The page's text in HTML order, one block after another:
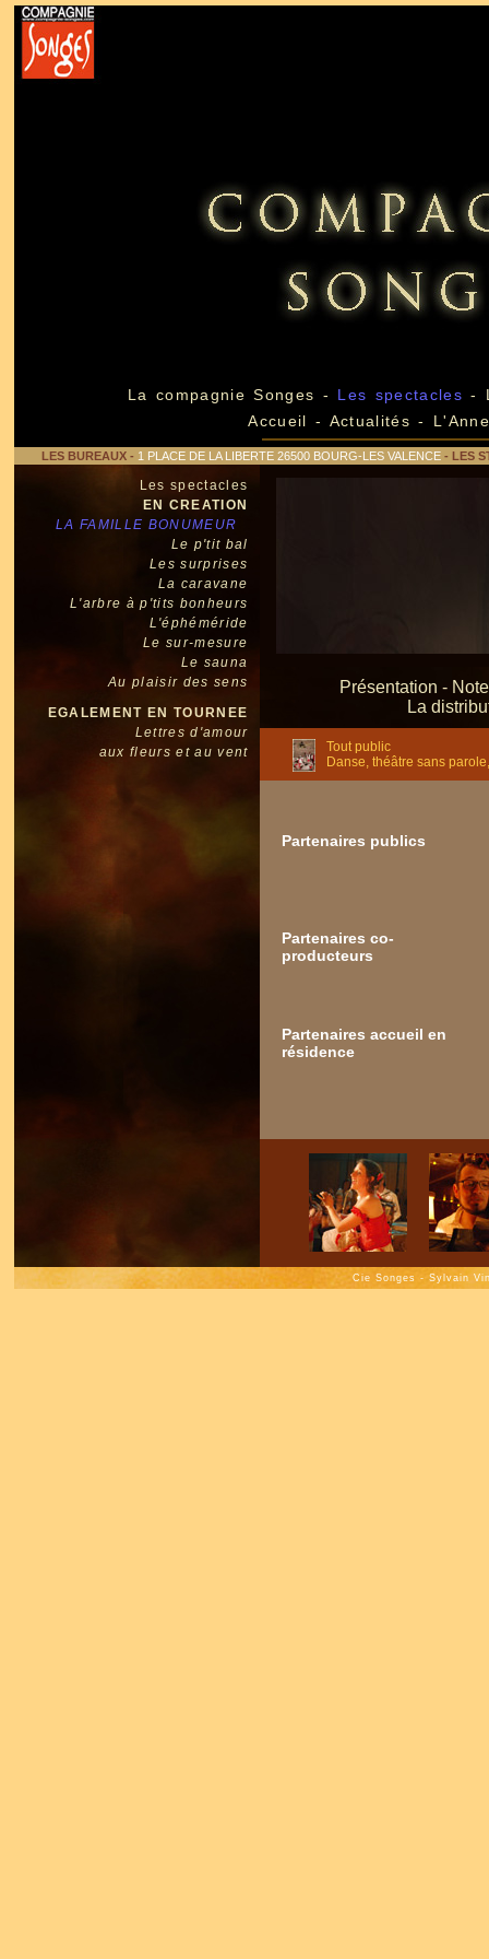
La compagnie Songes - Les spectacles-
Accueil - Actualités -
LES BUREAUX- 1 PLACE DE LA LIBERTE 26500 BOURG-LES VALENCE- LES
Les spectacles
EN CREATION
LA FAMILLE BONUMEUR
Le p'tit bal
Les surprises
La caravane
L'arbre à p'tits bonheurs
L'éphéméride
Le sur-mesure
Le sauna
Au plaisir des sens
EGALEMENT EN TOURNEE
Lettres d'amour
aux fleurs et au vent
Présentation -
La
Tout public
Danse, théâtre sans
Partenaires publics
Partenaires co-
producteurs
Partenaires accueil en
résidence
Cie Songes - Sylvain